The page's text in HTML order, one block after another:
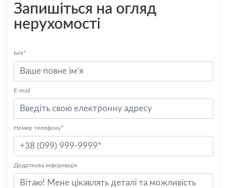
Запишіться на огляд
нерухомості
Ім'я*
E-mail
Номер телефону*
Додаткова інформація